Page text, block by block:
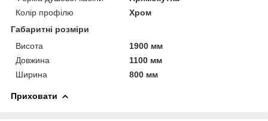
Колір профілю
Хром
Габаритні розміри
Висота
1900 мм
Довжина
1100 мм
Ширина
800 мм
Приховати